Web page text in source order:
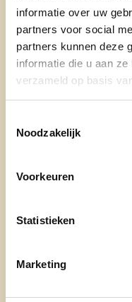
informatie over uw
partners voor social
partners kunnen deze
informatie die u aan
verzameld op basis
Noodzakelijk
Voorkeuren
Statistieken
Marketing
Waarom ben je
Betaalbaar
Eerlijke
consument als
Toegankelijke
Wie ben je in
Rechtvaardig
Oplossingsgericht